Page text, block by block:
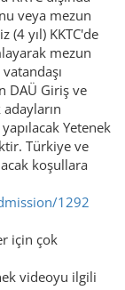
veya mezun
(4 yıl) KKTC'de
mezun
DAÜ Giriş ve
Yetenek
Türkiye ve
koşullara
1292
için çok
videoyu ilgili